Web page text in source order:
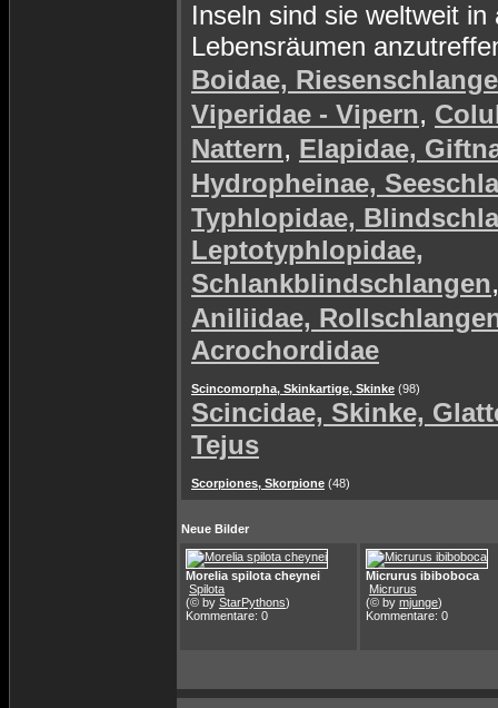
Inseln sind sie weltweit in
Lebensräumen
Boidae,
Viperidae - Vipern,
Nattern, Elapidae,
Hydropheinae,
Typhlopidae,
Leptotyphlopidae,
Schlankblindschlangen,
Aniliidae,
Acrochordidae
Scincomorpha, Skinkartige, Skinke (98)
Scincidae, Skinke,
Tejus
Scorpiones, Skorpione (48)
Neue Bilder
Morelia spilota cheynei
Spilota
(© by StarPythons)
Kommentare: 0
Micrurus ibiboboca
Micrurus
(© by mjunge)
Kommentare: 0